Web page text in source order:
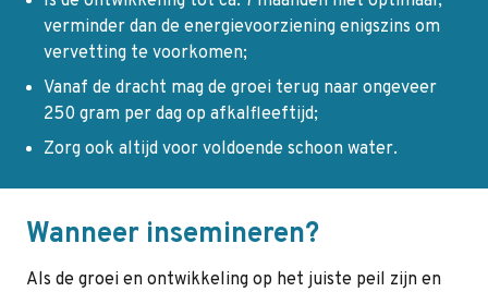
verminder dan de energievoorziening enigszins om
vervetting te voorkomen;
Vanaf de dracht mag de groei terug naar ongeveer
250 gram per dag op afkalfleeftijd;
Zorg ook altijd voor voldoende schoon water.
Wanneer insemineren?
Als de groei en ontwikkeling op het juiste peil zijn en